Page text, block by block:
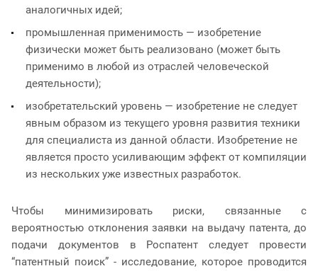
аналогичных идей;
промышленная применимость — изобретение
физически может быть реализовано (может быть
применимо в любой из отраслей человеческой
деятельности);
изобретательский уровень — изобретение не следует
явным образом из текущего уровня развития техники
для специалиста из данной области. Изобретение не
является просто усиливающим эффект от компиляции
из нескольких уже известных разработок.
Чтобы минимизировать риски, связанные с
вероятностью отклонения заявки на выдачу патента, до
подачи документов в Роспатент следует провести
“патентный поиск” - исследование, которое проводится